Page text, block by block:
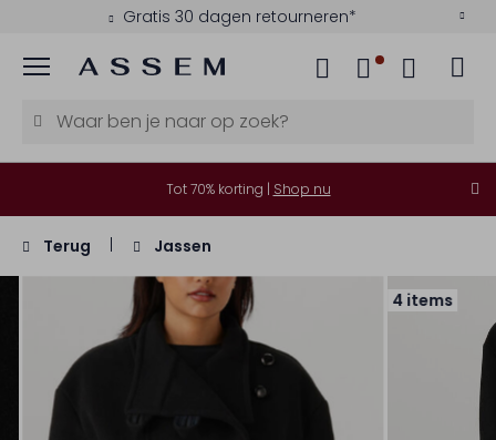
Gratis 30 dagen retourneren*
Menu
Tot 70% korting | Shop nu
Terug Jassen
4 items